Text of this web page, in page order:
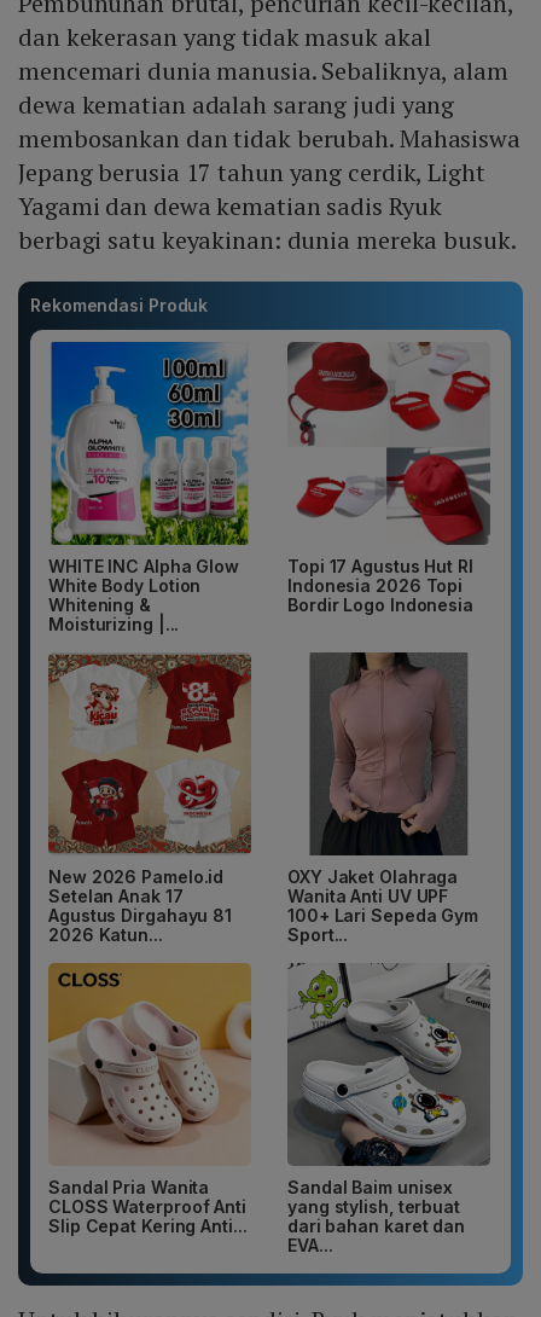
dan kekerasan yang tidak masuk akal
mencemari dunia manusia. Sebaliknya, alam
dewa kematian adalah sarang judi yang
membosankan dan tidak berubah. Mahasiswa
Jepang berusia 17 tahun yang cerdik, Light
Yagami dan dewa kematian sadis Ryuk
berbagi satu keyakinan: dunia mereka busuk.
Rekomendasi Produk
WHITE INC Alpha Glow
White Body Lotion
Whitening &
Moisturizing |...
Topi 17 Agustus Hut RI
Indonesia 2026 Topi
Bordir Logo Indonesia
New 2026 Pamelo.id
Setelan Anak 17
Agustus Dirgahayu 81
2026 Katun...
OXY Jaket Olahraga
Wanita Anti UV UPF
100+ Lari Sepeda Gym
Sport...
Sandal Pria Wanita
CLOSS Waterproof Anti
Slip Cepat Kering Anti...
Sandal Baim unisex
yang stylish, terbuat
dari bahan karet dan
EVA...